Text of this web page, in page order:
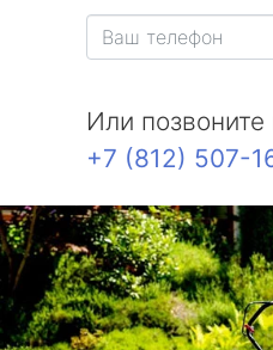
Или
+7 (812) 507-